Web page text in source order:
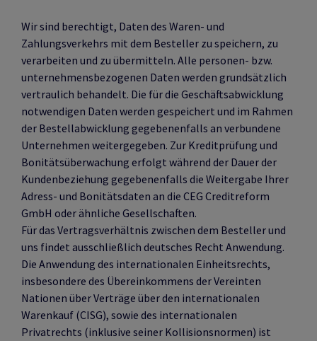
Wir sind berechtigt, Daten des Waren- und
Zahlungsverkehrs mit dem Besteller zu speichern, zu
verarbeiten und zu übermitteln. Alle personen- bzw.
unternehmensbezogenen Daten werden grundsätzlich
vertraulich behandelt. Die für die Geschäftsabwicklung
notwendigen Daten werden gespeichert und im Rahmen
der Bestellabwicklung gegebenenfalls an verbundene
Unternehmen weitergegeben. Zur Kreditprüfung und
Bonitätsüberwachung erfolgt während der Dauer der
Kundenbeziehung gegebenenfalls die Weitergabe Ihrer
Adress- und Bonitätsdaten an die CEG Creditreform
GmbH oder ähnliche Gesellschaften.
Für das Vertragsverhältnis zwischen dem Besteller und
uns findet ausschließlich deutsches Recht Anwendung.
Die Anwendung des internationalen Einheitsrechts,
insbesondere des Übereinkommens der Vereinten
Nationen über Verträge über den internationalen
Warenkauf (CISG), sowie des internationalen
Privatrechts (inklusive seiner Kollisionsnormen) ist